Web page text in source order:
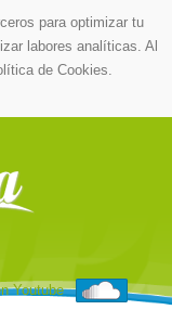
para optimizar tu
labores analíticas. Al
de Cookies.